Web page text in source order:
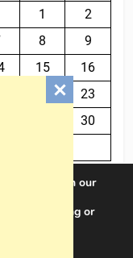
1
2
8
9
15
16
23
30
on our
we are using or